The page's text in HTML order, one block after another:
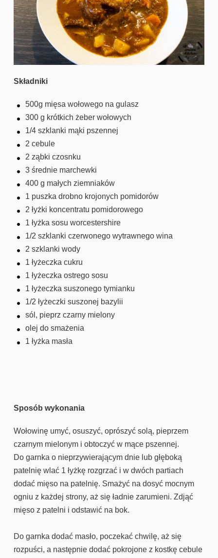
Składniki
500g mięsa wołowego na gulasz
300 g krótkich żeber wołowych
1/4 szklanki mąki pszennej
2 cebule
2 ząbki czosnku
3 średnie marchewki
400 g małych ziemniaków
1 puszka drobno krojonych pomidorów
2 łyżki koncentratu pomidorowego
1 łyżka sosu worcestershire
1/2 szklanki czerwonego wytrawnego wina
2 szklanki wody
1 łyżeczka cukru
1 łyżeczka ostrego sosu
1 łyżeczka suszonego tymianku
1/2 łyżeczki suszonej bazylii
sól, pieprz czarny mielony
olej do smażenia
1 łyżka masła
Sposób wykonania
Wołowinę umyć, osuszyć, oprószyć solą, pieprzem
czarnym mielonym i obtoczyć w mące pszennej.
Do garnka o nieprzywierającym dnie lub głęboką
patelnię wlać 1 łyżkę rozgrzać i w dwóch partiach
dodać mięso na patelnię. Smażyć na dosyć mocnym
ogniu z każdej strony, aż się ładnie zarumieni. Zdjąć
mięso z patelni i odstawić na bok.
Do garnka dodać masło, poczekać chwilę, aż się
rozpuści, a następnie dodać pokrojone z kostkę cebule